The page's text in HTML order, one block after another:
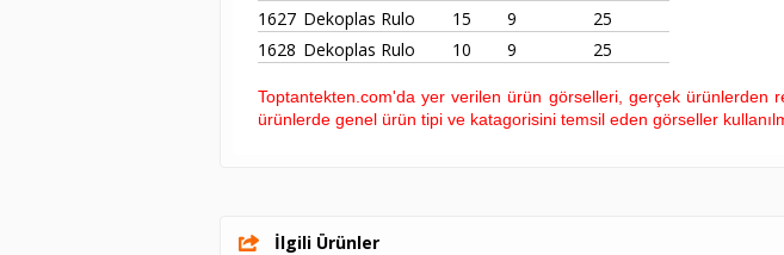
1627 Dekoplas Rulo 15 9
25
1628 Dekoplas Rulo 10 9 25
Toptantekten.com'da yer verilen ürün görselleri, gerçek ürünlerden
ürünlerde genel ürün tipi ve katagorisini temsil eden görseller
İlgili Ürünler